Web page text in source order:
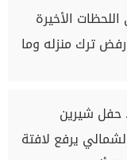
الأخيرة
ترك منزله وما
حفل شيرين
يرفع لافتة